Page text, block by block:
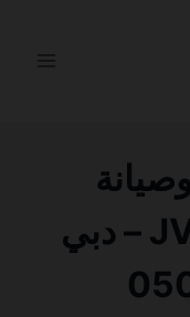
المكيفات في JVC – دبي